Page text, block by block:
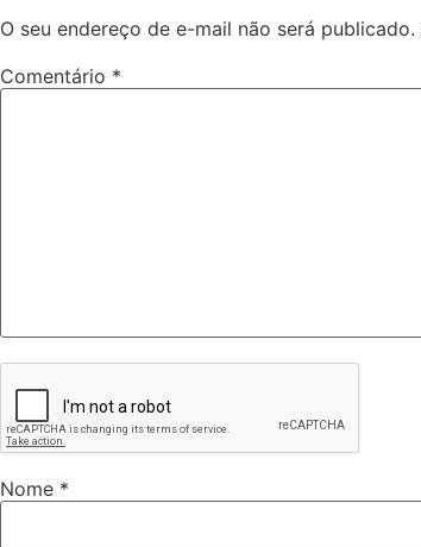
O seu endereço de e-mail não será publicado.
Comentário *
Nome *